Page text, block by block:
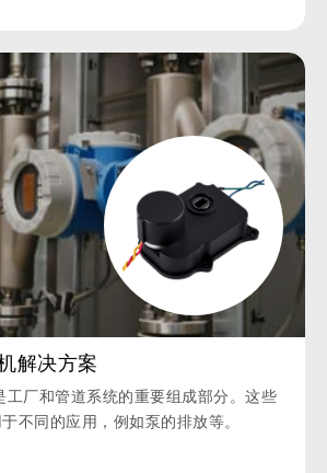
解决方案
工厂和管道系统的重要组成部分。这些
不同的应用，例如泵的排放等。